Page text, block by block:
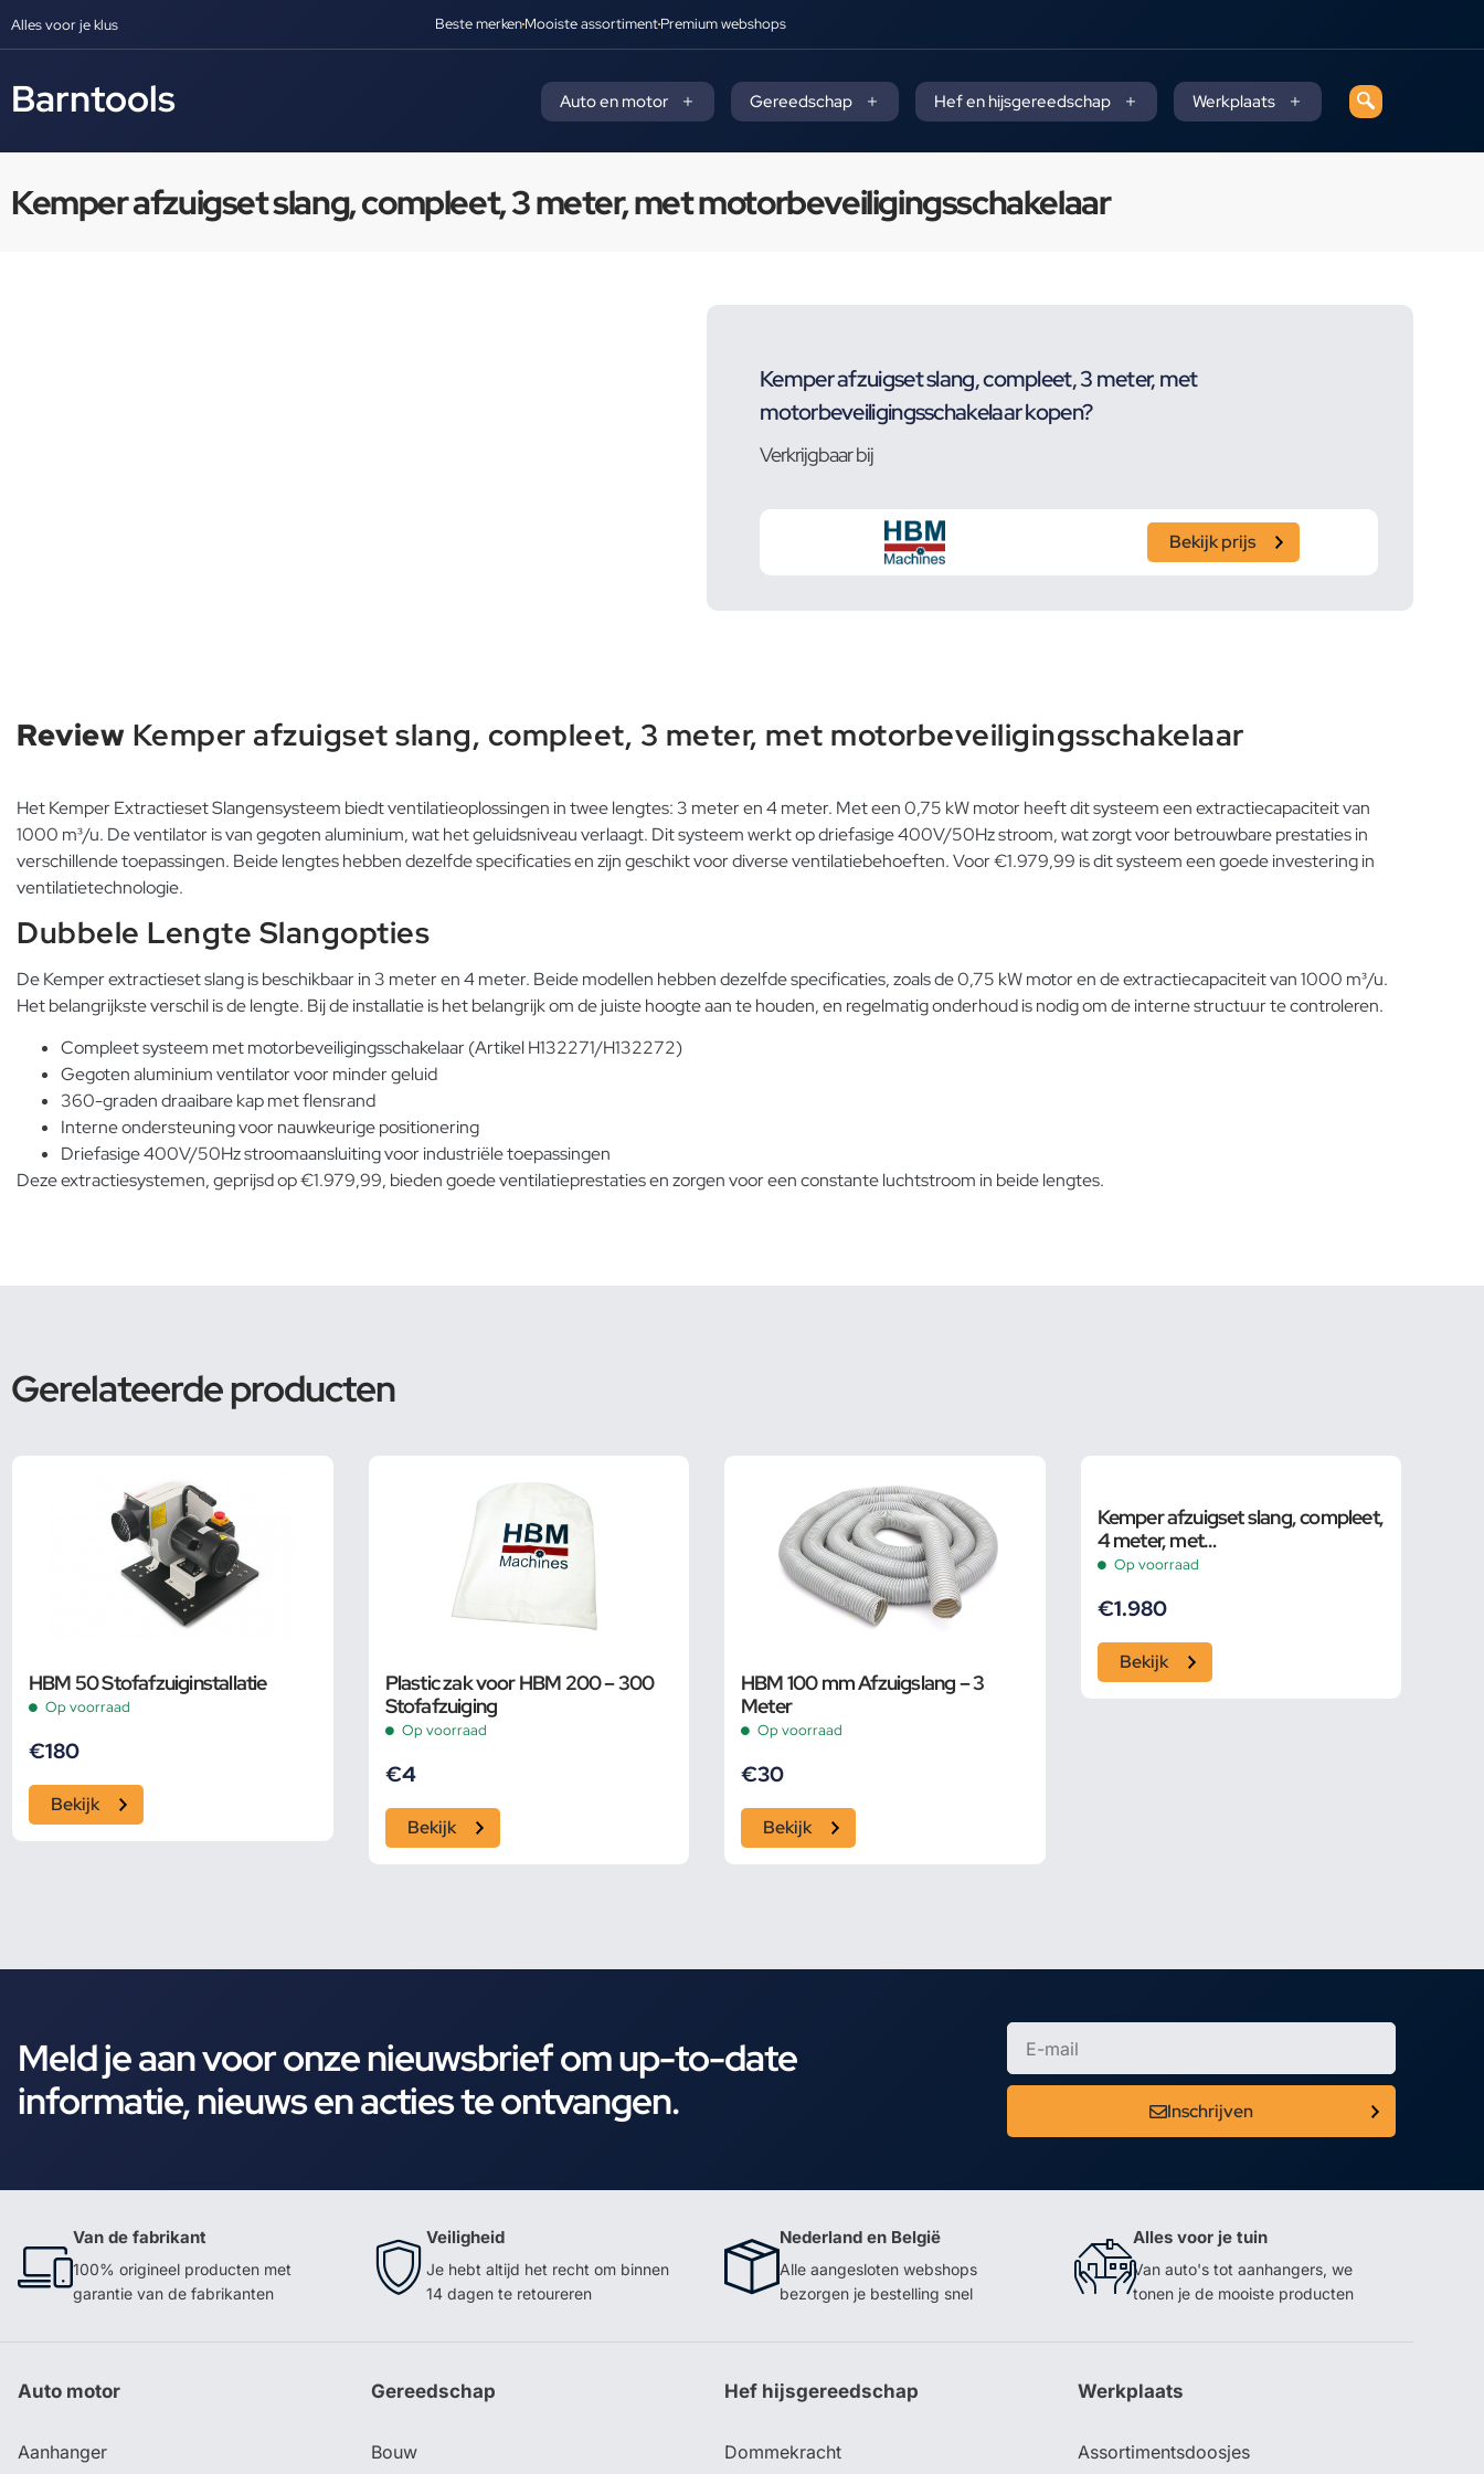
Alles voor je klus Beste merkenMooiste assortimentPremium webshops
Barntools Auto en motor Gereedschap Hef en hijsgereedschap Werkplaats
Kemper afzuigset slang, compleet, 3 meter, met motorbeveiligingsschakelaar
Kemper afzuigset slang, compleet, 3 meter, met
motorbeveiligingsschakelaar kopen?
Verkrijgbaar bij
Bekijk prijs
Review Kemper afzuigset slang, compleet, 3 meter, met motorbeveiligingsschakelaar
Het Kemper Extractieset Slangensysteem biedt ventilatieoplossingen in twee lengtes: 3 meter en 4 meter. Met een 0,75 kW motor heeft dit systeem een extractiecapaciteit van
1000 m³/u. De ventilator is van gegoten aluminium, wat het geluidsniveau verlaagt. Dit systeem werkt op driefasige 400V/50Hz stroom, wat zorgt voor betrouwbare prestaties in
verschillende toepassingen. Beide lengtes hebben dezelfde specificaties en zijn geschikt voor diverse ventilatiebehoeften. Voor €1.979,99 is dit systeem een goede investering in
ventilatietechnologie.
Dubbele Lengte Slangopties
De Kemper extractieset slang is beschikbaar in 3 meter en 4 meter. Beide modellen hebben dezelfde specificaties, zoals de 0,75 kW motor en de extractiecapaciteit van 1000 m³/u.
Het belangrijkste verschil is de lengte. Bij de installatie is het belangrijk om de juiste hoogte aan te houden, en regelmatig onderhoud is nodig om de interne structuur te controleren.
Compleet systeem met motorbeveiligingsschakelaar (Artikel H132271/H132272)
Gegoten aluminium ventilator voor minder geluid
360-graden draaibare kap met flensrand
Interne ondersteuning voor nauwkeurige positionering
Driefasige 400V/50Hz stroomaansluiting voor industriële toepassingen
Deze extractiesystemen, geprijsd op €1.979,99, bieden goede ventilatieprestaties en zorgen voor een constante luchtstroom in beide lengtes.
Gerelateerde producten
HBM 50 Stofafzuiginstallatie
Op voorraad
€180
Bekijk
Plastic zak voor HBM 200 – 300
Stofafzuiging
Op voorraad
€4
Bekijk
HBM 100 mm Afzuigslang – 3
Meter
Op voorraad
€30
Bekijk
Kemper afzuigset slang, compleet,
4 meter, met
motorbeveiligingsschakelaar
Op voorraad
€1.980
Bekijk
Meld je aan voor onze nieuwsbrief om up-to-date
informatie, nieuws en acties te ontvangen.
Inschrijven
Van de fabrikant
100% origineel producten met
garantie van de fabrikanten
Veiligheid
Je hebt altijd het recht om binnen
14 dagen te retoureren
Nederland en België
Alle aangesloten webshops
bezorgen je bestelling snel
Alles voor je tuin
Van auto's tot aanhangers, we
tonen je de mooiste producten
Auto motor
Aanhanger
Gereedschap
Bouw
Hef hijsgereedschap
Dommekracht
Werkplaats
Assortimentsdoosjes